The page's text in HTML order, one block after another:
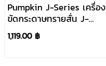
Pumpkin J-Series เครื่อง
ขัดกระดาษทรายสั่น J-
G9440
1,119.00 ฿